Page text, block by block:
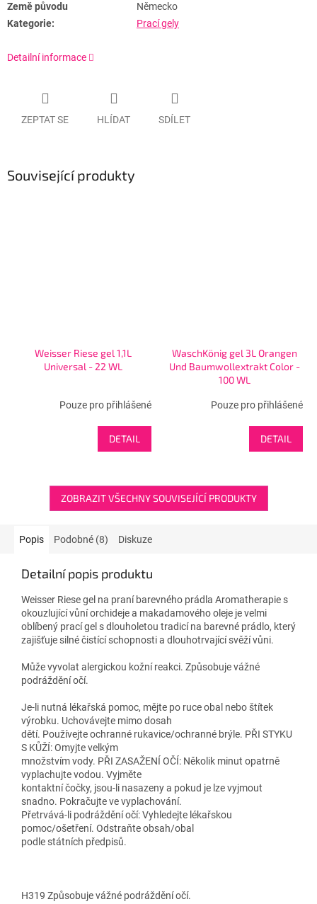
Země původu
Německo
Kategorie:
Prací gely
Detailní informace
ZEPTAT SE HLÍDAT SDÍLET
Související produkty
Weisser Riese gel 1,1L
Universal - 22 WL
Pouze pro přihlášené
DETAIL
WaschKönig gel 3L Orangen
Und Baumwollextrakt Color -
100 WL
Pouze pro přihlášené
DETAIL
ZOBRAZIT VŠECHNY SOUVISEJÍCÍ PRODUKTY
Popis Podobné (8) Diskuze
Detailní popis produktu
Weisser Riese gel na praní barevného prádla Aromatherapie s
okouzlující vůní orchideje a makadamového oleje je velmi
oblíbený prací gel s dlouholetou tradicí na barevné prádlo, který
zajišťuje silné čistící schopnosti a dlouhotrvající svěží vůni.
Může vyvolat alergickou kožní reakci. Způsobuje vážné
podráždění očí.
Je-li nutná lékařská pomoc, mějte po ruce obal nebo štítek
výrobku. Uchovávejte mimo dosah
dětí. Používejte ochranné rukavice/ochranné brýle. PŘI STYKU
S KŮŽÍ: Omyjte velkým
množstvím vody. PŘI ZASAŽENÍ OČÍ: Několik minut opatrně
vyplachujte vodou. Vyjměte
kontaktní čočky, jsou-li nasazeny a pokud je lze vyjmout
snadno. Pokračujte ve vyplachování.
Přetrvává-li podráždění očí: Vyhledejte lékařskou
pomoc/ošetření. Odstraňte obsah/obal
podle státních předpisů.
H319 Způsobuje vážné podráždění očí.